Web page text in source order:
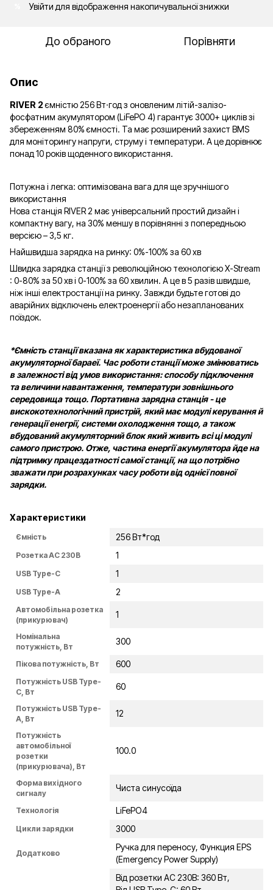
Увійти для відображення накопичувальної знижки
До обраного Порівняти
Опис
RIVER 2ємністю 256 Вт·год з оновленим літій-залізо-
фосфатним акумулятором (LiFePO 4) гарантує 3000+ циклів зі
збереженням 80% ємності. Та має розширений захист BMS
для моніторингу напруги, струму і температури. А це дорівнює
понад 10 років щоденного використання.
Потужна і легка: оптимізована вага для ще зручнішого
використання
Нова станція RIVER 2 має універсальний простий дизайн і
компактну вагу, на 30% меншу в порівнянні з попередньою
версією – 3,5 кг.
Найшвидша зарядка на ринку: 0%-100% за 60 хв
Швидка зарядка станції з революційною технологією X-Stream
: 0-80% за 50 хв і 0-100% за 60 хвилин. А це в 5 разів швидше,
ніж інші електростанції на ринку. Завжди будьте готові до
аварійних відключень електроенергії або незапланованих
поїздок.
*Ємність станції вказана як характеристика вбудованої
акумуляторної бараеї. Час роботи станції може змінюватись
в залежності від умов використання: способу підключення
та величини навантаження, температури зовнішнього
середовища тощо. Портативна зарядна станція - це
вискокотехнологічний пристрій, який має модулі керування й
генерації енегрії, системи охолодження тощо, а також
вбудований акумуляторний блок який живить всі ці модулі
самого пристрою. Отже, частина енергії акумулятора йде на
підтримку працездатності самої станції, на що потрібно
зважати при розрахунках часу роботи від однієї повної
зарядки.
Характеристики
Ємність 256 Вт*год
Розетка AC 230В 1
USB Type-C 1
USB Type-A 2
Автомобільна розетка
(прикурювач)
1
Номінальна
потужність, Вт
300
Пікова потужність, Вт 600
Потужність USB Type-
C, Вт
60
Потужність USB Type-
A, Вт
12
Потужність
автомобільної
розетки
(прикурювача), Вт
100.0
Форма вихідного
сигналу
Чиста синусоїда
Технологія LiFePO4
Цикли зарядки 3000
Додатково
Ручка для переносу, Функция EPS
(Emergency Power Supply)
Від розетки AC 230В: 360 Вт,